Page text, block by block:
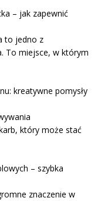
– jak zapewnić
to jedno z
To miejsce, w którym
kreatywne pomysły
który może stać
– szybka
znaczenie w